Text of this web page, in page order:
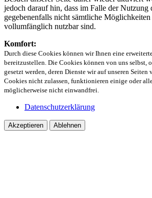
jedoch darauf hin, dass im Falle der
gegebenenfalls nicht sämtliche Möglichkeiten
vollumfänglich nutzbar sind.
Komfort:
Durch diese Cookies können wir Ihnen eine
bereitzustellen. Die Cookies können von uns selbst,
gesetzt werden, deren Dienste wir auf unseren Seiten
Cookies nicht zulassen, funktionieren einige oder
möglicherweise nicht einwandfrei.
Datenschutzerklärung
Akzeptieren Ablehnen